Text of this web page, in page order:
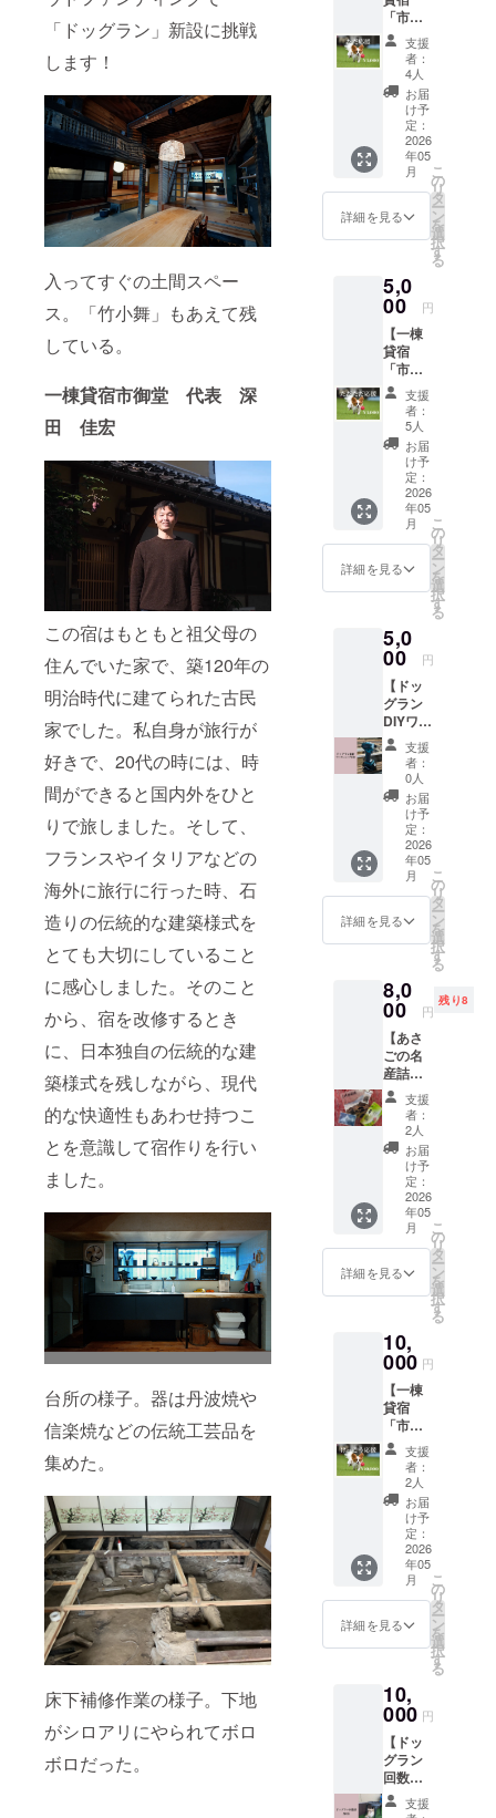
「ドッグラン」新設に挑戦
します！
入ってすぐの土間スペー
ス。「竹小舞」もあえて残
している。
一棟貸宿市御堂 代表 深
田 佳宏
この宿はもともと祖父母の
住んでいた家で、築120年の
明治時代に建てられた古民
家でした。私自身が旅行が
好きで、20代の時には、時
間ができると国内外をひと
りで旅しました。そして、
フランスやイタリアなどの
海外に旅行に行った時、石
造りの伝統的な建築様式を
とても大切にしていること
に感心しました。そのこと
から、宿を改修するとき
に、日本独自の伝統的な建
築様式を残しながら、現代
的な快適性もあわせ持つこ
とを意識して宿作りを行い
ました。
台所の様子。器は丹波焼や
信楽焼などの伝統工芸品を
集めた。
床下補修作業の様子。下地
がシロアリにやられてボロ
ボロだった。
「市御
堂」を
『ただ
援』】
代表の
深田か
ら、感
謝の気
持ちを
こめて
手書き
のお手
お届け
させて
いただ
きま
す。 ご
支援金
は、わ
んちゃ
んと楽
しむこ
とがで
きる素
敵な
ドッグ
ラン設
置に大
切に活
す。
〈ご提
法〉 ・
感謝の
気持ち
を込め
て、手
書きで
書いた
お手紙
を送ら
せてい
ただき
ます。
・備考
欄に住
をご記
載くだ
さい。
「Eメー
ルで
送って
ほし
い。」
という
方は、
その旨
を備考
欄にご
記入く
ださ
支援
者：
4人
お届
け予
定：
2026
年05
月
詳細を見る
こ
の
リ
タ
ー
ン
を
選
択
す
る
5,0
00 円
【一棟
貸宿
「市御
堂」を
『ただ
ただ支
援』】
代表の
深田か
ら、感
謝の気
持ちを
こめて
手書き
のお手
お届け
させて
いただ
きま
す。 ご
支援金
は、わ
んちゃ
んと楽
しむこ
とがで
きる素
敵な
ドッグ
ラン設
置に大
切に活
す。
〈ご提
法〉 ・
感謝の
気持ち
を込め
て、手
書きで
書いた
お手紙
を送ら
せてい
ただき
ます。
・備考
欄に住
をご記
載くだ
さい。
「Eメー
ルで
送って
ほし
い。」
という
方は、
その旨
を備考
欄にご
記入く
ださ
このリ
ターン
の『た
だ支
援』と
同じ内
容にな
りま
す。
支援
者：
5人
お届
け予
定：
2026
年05
月
詳細を見る
こ
の
リ
タ
ー
ン
を
選
択
す
る
5,0
00 円
【ドッ
グラン
DIYワー
ク
ショッ
プ参
加】 こ
れから
新設す
るドッ
グラン
のフェ
ンスや
人工芝
張りな
どのDIY
ク
ショッ
プに参
加でき
ます。
インパ
クトド
ライ
バー、
マルノ
コなど
の工具
の使い
方や、
木材の
カット
の仕方
ぜひど
うぞ！
程は支
援確定
後ご相
談させ
てくだ
さい。
※備考欄
にメー
ルアド
レスを
ご記入
くださ
い。
支援
者：
0人
お届
け予
定：
2026
年05
月
詳細を見る
こ
の
リ
タ
ー
ン
を
選
択
す
る
8,0
00 円
残り8
【あさ
ごの名
産詰め
合わせ
セット
A】 地
元朝来
市の誇
る名産
品や
グッズ
を集め
まし
た。ピ
ンバッ
のお茶
など、
ウェブ
サイト
などで
は手に
入らな
い、こ
こだけ
のもの
もあり
ます。
名
称：あ
さごの
名産詰
め合わ
来特
産 銘
みど
り、竹
田城ピ
ンバッ
支援
者：
2人
お届
け予
定：
2026
年05
月
詳細を見る
こ
の
リ
タ
ー
ン
を
選
択
す
る
10,
000 円
【一棟
貸宿
「市御
堂」を
『けっ
こう支
援』】
代表の
深田か
ら、感
謝の気
持ちを
こめて
手書き
のお手
お届け
させて
いただ
きま
す。 ご
支援金
は、わ
支援
者：
2人
お届
け予
定：
2026
年05
月
詳細を見る
こ
の
リ
タ
ー
ン
を
選
択
す
る
10,
000 円
【ドッ
グラン
回数
券 5回
分】 宿
支援